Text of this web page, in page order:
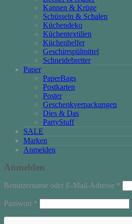
Kannen & Krüge
Schüsseln & Schalen
Küchendeko
Küchentextilien
Küchenhelfer
Geschirrspülmittel
Schneidebretter
Paper
PaperBags
Postkarten
Poster
Geschenkverpackungen
Dies & Das
PartyStuff
SALE
Marken
Anmelden
Anmelden
Benutzername oder E-Mail-Adresse *
Passwort *